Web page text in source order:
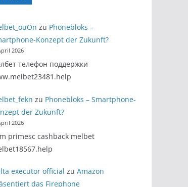
zu Phonebloks –
Konzept der Zukunft?
2026
телефон поддержки
zu Phonebloks – Smartphone-
der Zukunft?
2026
primesc cashback melbet
executor official zu Amazon
das Firephone